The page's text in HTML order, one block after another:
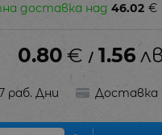
доставка над 46.02 €
0.80 € / 1.56
раб. Дни Доставка